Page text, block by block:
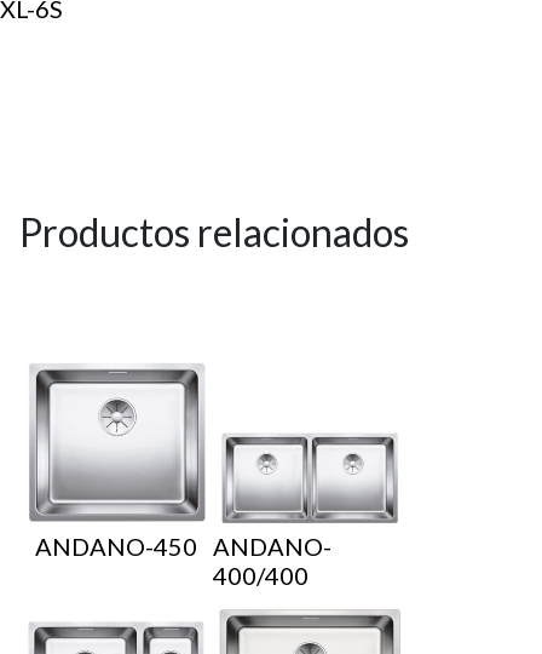
XL-6S
Productos relacionados
ANDANO-450 ANDANO-
400/400